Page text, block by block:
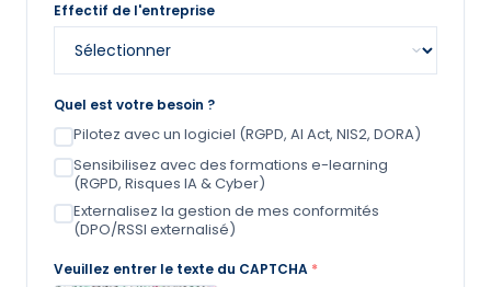
Effectif de l'entreprise
Quel est votre besoin ?
Pilotez avec un logiciel (RGPD, AI Act, NIS2, DORA)
Sensibilisez avec des formations e-learning
(RGPD, Risques IA & Cyber)
Externalisez la gestion de mes conformités
(DPO/RSSI externalisé)
Veuillez entrer le texte du CAPTCHA *